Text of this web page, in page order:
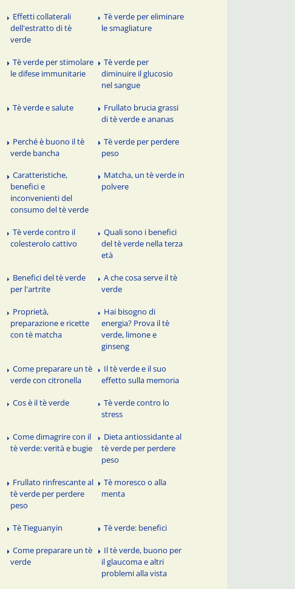
Effetti collaterali
dell'estratto di tè
verde
Tè verde per eliminare
le smagliature
Tè verde per stimolare
le difese immunitarie
Tè verde per
diminuire il glucosio
nel sangue
Tè verde e salute
Frullato brucia grassi
di tè verde e ananas
Perché è buono il tè
verde bancha
Tè verde per perdere
peso
Caratteristiche,
benefici e
inconvenienti del
consumo del tè verde
Matcha, un tè verde in
polvere
Tè verde contro il
colesterolo cattivo
Quali sono i benefici
del tè verde nella terza
età
Benefici del tè verde
per l'artrite
A che cosa serve il tè
verde
Proprietà,
preparazione e ricette
con tè matcha
Hai bisogno di
energia? Prova il tè
verde, limone e
ginseng
Come preparare un tè
verde con citronella
Il tè verde e il suo
effetto sulla memoria
Cos è il tè verde
Tè verde contro lo
stress
Come dimagrire con il
tè verde: verità e bugie
Dieta antiossidante al
tè verde per perdere
peso
Frullato rinfrescante al
tè verde per perdere
peso
Tè moresco o alla
menta
Tè Tieguanyin Tè verde: benefici
Come preparare un tè
verde
Il tè verde, buono per
il glaucoma e altri
problemi alla vista